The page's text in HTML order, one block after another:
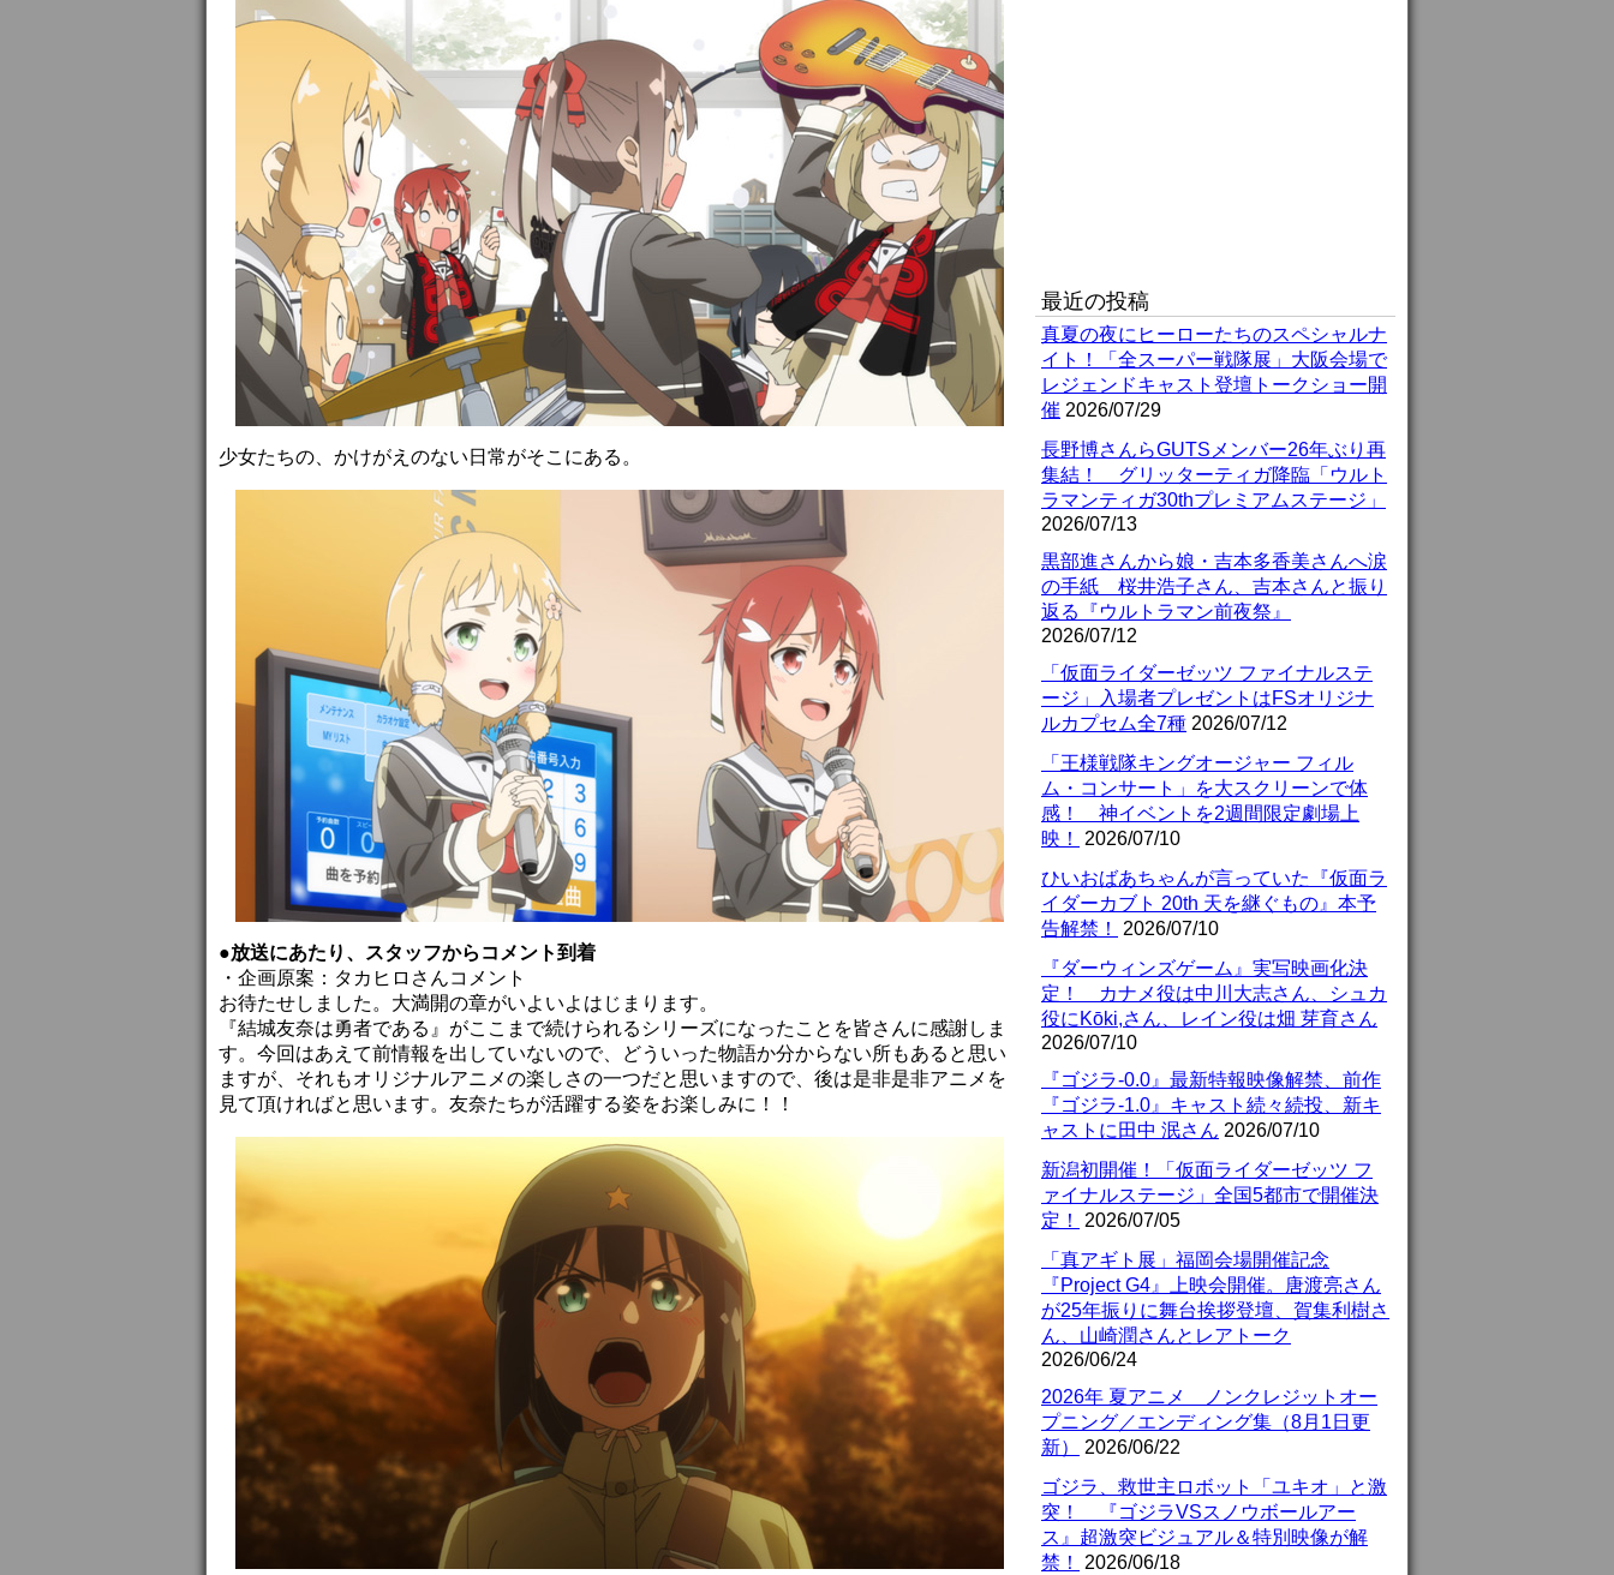
少女たちの、かけがえのない日常がそこにある。
●放送にあたり、スタッフからコメント到着
・企画原案：タカヒロさんコメント
お待たせしました。大満開の章がいよいよはじまります。
『結城友奈は勇者である』がここまで続けられるシリーズになったことを皆さんに感謝しま
す。今回はあえて前情報を出していないので、どういった物語か分からない所もあると思い
ますが、それもオリジナルアニメの楽しさの一つだと思いますので、後は是非是非アニメを
見て頂ければと思います。友奈たちが活躍する姿をお楽しみに！！
最近の投稿
真夏の夜にヒーローたちのスペシャルナ
イト！「全スーパー戦隊展」大阪会場で
レジェンドキャスト登壇トークショー開
催 2026/07/29
長野博さんらGUTSメンバー26年ぶり再
集結！ グリッターティガ降臨「ウルト
ラマンティガ30thプレミアムステージ」
2026/07/13
黒部進さんから娘・吉本多香美さんへ涙
の手紙 桜井浩子さん、吉本さんと振り
返る『ウルトラマン前夜祭』
2026/07/12
「仮面ライダーゼッツ ファイナルステ
ージ」入場者プレゼントはFSオリジナ
ルカプセム全7種 2026/07/12
「王様戦隊キングオージャー フィル
ム・コンサート」を大スクリーンで体
感！ 神イベントを2週間限定劇場上
映！
2026/07/10
ひいおばあちゃんが言っていた『仮面ラ
イダーカブト 20th 天を継ぐもの』本予
告解禁！
2026/07/10
『ダーウィンズゲーム』実写映画化決
定！ カナメ役は中川大志さん、シュカ
役にKōki,さん、レイン役は畑 芽育さん
2026/07/10
『ゴジラ-0.0』最新特報映像解禁、前作
『ゴジラ-1.0』キャスト続々続投、新キ
ャストに田中 泯さん 2026/07/10
新潟初開催！「仮面ライダーゼッツ フ
ァイナルステージ」全国5都市で開催決
定！
2026/07/05
「真アギト展」福岡会場開催記念
『Project G4』上映会開催。唐渡亮さん
が25年振りに舞台挨拶登壇、賀集利樹さ
ん、山崎潤さんとレアトーク
2026/06/24
2026年 夏アニメ ノンクレジットオー
プニング／エンディング集（8月1日更
新）
2026/06/22
ゴジラ、救世主ロボット「ユキオ」と激
突！ 『ゴジラVSスノウボールアー
ス』超激突ビジュアル＆特別映像が解
禁！
2026/06/18